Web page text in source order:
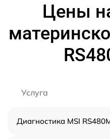
Цены
Услуга
Диагностика MSI